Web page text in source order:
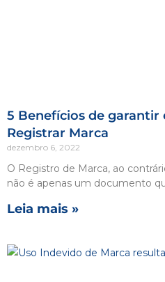
5 Benefícios de garantir
Registrar Marca
dezembro 6, 2022
O Registro de Marca, ao
não é apenas um documento
Leia mais »